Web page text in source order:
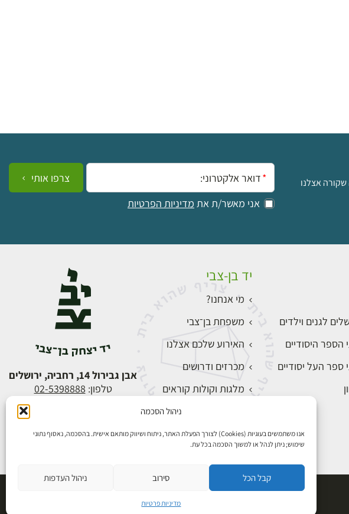
ניהול הסכמה
אנו משתמשים בעוגיות (Cookies) לצורך הפעלת האתר, ניתוח ושיווק מותאם אישית. בהסכמה, נאסוף נתוני
שימוש; ניתן לנהל או למשוך הסכמה בכל עת.
קבל הכל סירוב ניהול העדפות
מדיניות פרטיות
אצלנו
אימייל:
אני מאשר/ת את מדיניות הפרטיות
צרפו אותי
לגנים וילדים
הספר היסודיים
ספר העל יסודיים
יד בן-צבי
מי אנחנו?
משפחת בן־צבי
האירוע שלכם אצלנו
מכרזים ודרושים
מלגות וקולות קוראים
התחברות
אבן גבירול 14, רחביה, ירושלים
טלפון: 02-5398888